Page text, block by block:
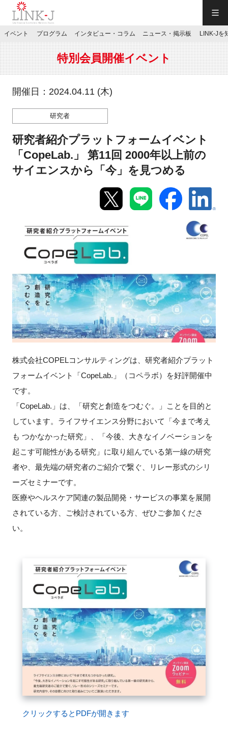
JP／EN
特別会員専用メニュー
施設ご予約
イベント
プログラム
インタビュー・コラム
ニュース・掲示板
LINK-Jを知る
特別会員
施設・アクセス
FAQ
イベントお知らせメール登録
イベント プログラム インタビュー・コラム ニュース・掲示板 LINK-Jを
特別会員開催イベント
開催日：2024.04.11 (木)
研究者
研究者紹介プラットフォームイベント
「CopeLab.」 第11回 2000年以上前の
サイエンスから「今」を見つめる
株式会社COPELコンサルティングは、研究者紹介プラット
フォームイベント「CopeLab. 」（コペラボ）を好評開催中
です。
「CopeLab. 」は、「研究と創造をつむぐ。」ことを目的と
しています。ライフサイエンス分野において「今まで考え
も つかなかった研究」、「今後、大きなイノベーションを
起こす可能性がある研究」に取り組んでいる第一線の研究
者や、最先端の研究者のご紹介で繋ぐ、リレー形式のシリ
ーズセミナーです。
医療やヘルスケア関連の製品開発・サービスの事業を展開
されている方、ご検討されている方、ぜひご参加くださ
い。
クリックするとPDFが開きます